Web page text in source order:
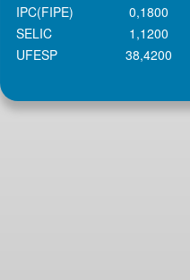
IPC(FIPE)
0,1800
SELIC
1,1200
UFESP
38,4200